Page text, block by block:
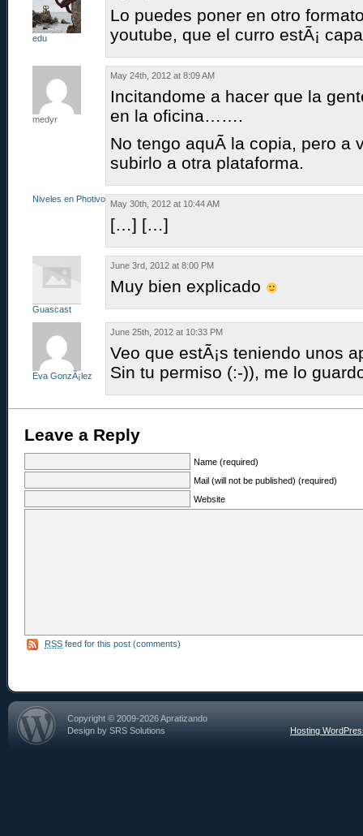
edu
Lo puedes poner en otro
youtube, que el curro estÃ¡
medyr
May 24th, 2012 at 8:09 AM
Incitandome a hacer que la
en la oficina…….
No tengo aquÃ­ la copia, pero a
subirlo a otra plataforma.
Niveles en Photivo May 30th, 2012 at 10:44 AM
[…] […]
Guascast
June 3rd, 2012 at 8:00 PM
Muy bien explicado
Eva GonzÃ¡lez
June 25th, 2012 at 10:33 PM
Veo que estÃ¡s teniendo unos
Sin tu permiso (:-)), me lo
Leave a Reply
Name (required)
Mail (will not be published) (required)
Website
RSS feed for this post (comments)
Copyright © 2009-2026 Apratizando
Design by SRS Solutions
Hosting